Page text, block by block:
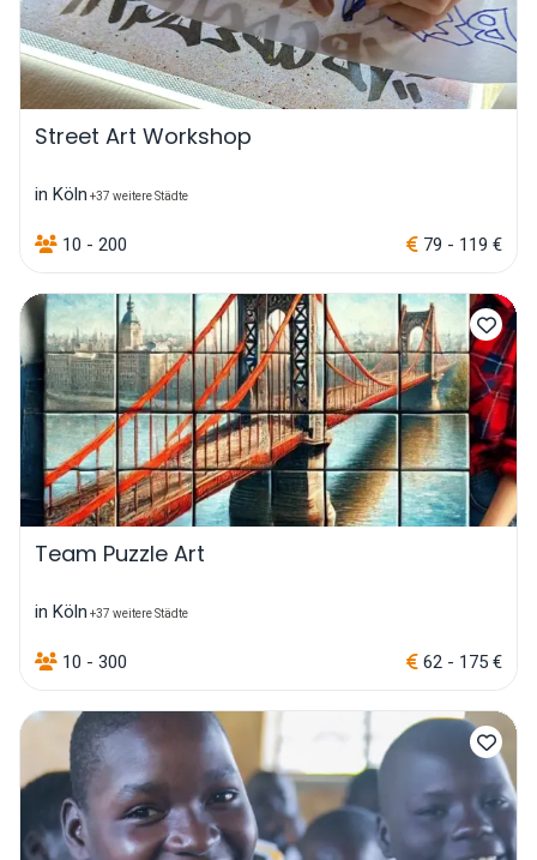
Street Art Workshop
in Köln +37 weitere Städte
10 - 200 79 - 119 €
Team Puzzle Art
in Köln +37 weitere Städte
10 - 300 62 - 175 €